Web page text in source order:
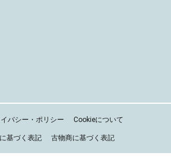
バシー・ポリシー Cookieについて
基づく表記 古物商に基づく表記